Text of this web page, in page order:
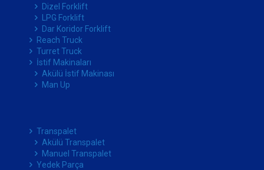
Dizel Forklift
LPG Forklift
Dar Koridor Forklift
Reach Truck
Turret Truck
İstif Makinaları
Akülü İstif Makinası
Man Up
Transpalet
Akülü Transpalet
Manuel Transpalet
Yedek Parça